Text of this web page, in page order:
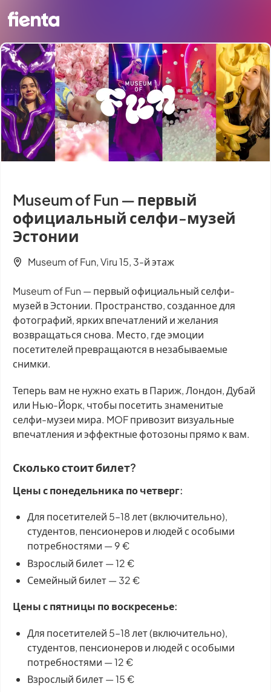
Museum of Fun — первый
официальный селфи-музей
Эстонии
Museum of Fun, Viru 15, 3-й этаж
Museum of Fun — первый официальный селфи-
музей в Эстонии. Пространство, созданное для
фотографий, ярких впечатлений и желания
возвращаться снова. Место, где эмоции
посетителей превращаются в незабываемые
снимки.
Теперь вам не нужно ехать в Париж, Лондон, Дубай
или Нью-Йорк, чтобы посетить знаменитые
селфи-музеи мира. MOF привозит визуальные
впечатления и эффектные фотозоны прямо к вам.
Сколько стоит билет?
Цены с понедельника по четверг:
Для посетителей 5–18 лет (включительно),
студентов, пенсионеров и людей с особыми
потребностями — 9 €
Взрослый билет — 12 €
Семейный билет — 32 €
Цены с пятницы по воскресенье:
Для посетителей 5–18 лет (включительно),
студентов, пенсионеров и людей с особыми
потребностями — 12 €
Взрослый билет — 15 €